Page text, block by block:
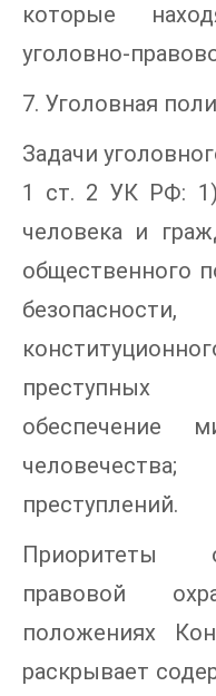
которые
уголовно-
7. Уголовная
Задачи
1 ст. 2 УК РФ:
человека и
общественного
преступных
обеспечение
преступлений.
Приоритеты
правовой
положениях
раскрывает